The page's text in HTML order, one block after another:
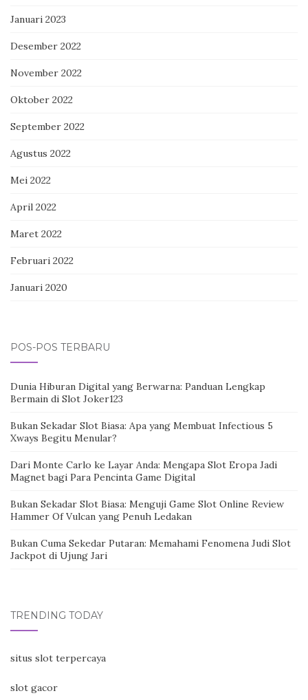
Januari 2023
Desember 2022
November 2022
Oktober 2022
September 2022
Agustus 2022
Mei 2022
April 2022
Maret 2022
Februari 2022
Januari 2020
POS-POS TERBARU
Dunia Hiburan Digital yang Berwarna: Panduan Lengkap
Bermain di Slot Joker123
Bukan Sekadar Slot Biasa: Apa yang Membuat Infectious 5
Xways Begitu Menular?
Dari Monte Carlo ke Layar Anda: Mengapa Slot Eropa Jadi
Magnet bagi Para Pencinta Game Digital
Bukan Sekadar Slot Biasa: Menguji Game Slot Online Review
Hammer Of Vulcan yang Penuh Ledakan
Bukan Cuma Sekedar Putaran: Memahami Fenomena Judi Slot
Jackpot di Ujung Jari
TRENDING TODAY
situs slot terpercaya
slot gacor